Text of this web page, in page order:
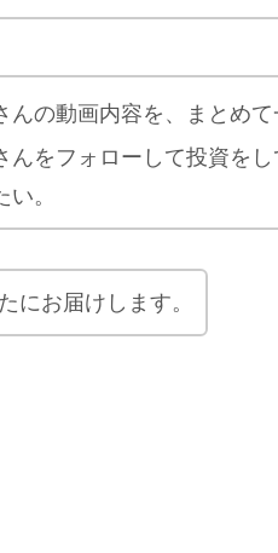
んの動画内容を、まとめて
んをフォローして投資を
い。
にお届けします。